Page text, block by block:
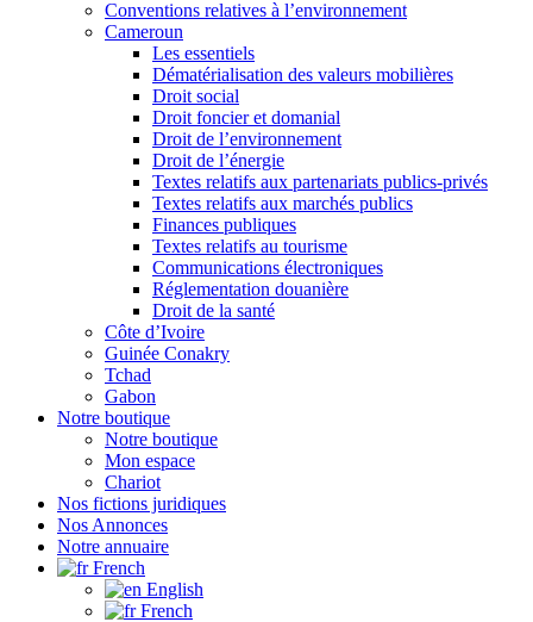
Conventions relatives à l’environnement
Cameroun
Les essentiels
Dématérialisation des valeurs mobilières
Droit social
Droit foncier et domanial
Droit de l’environnement
Droit de l’énergie
Textes relatifs aux partenariats publics-privés
Textes relatifs aux marchés publics
Finances publiques
Textes relatifs au tourisme
Communications électroniques
Réglementation douanière
Droit de la santé
Côte d’Ivoire
Guinée Conakry
Tchad
Gabon
Notre boutique
Notre boutique
Mon espace
Chariot
Nos fictions juridiques
Nos Annonces
Notre annuaire
French
English
French